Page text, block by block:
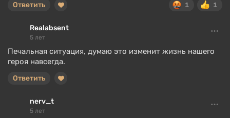
1 1
Ответить
Realabsent
5 лет
Печальная ситуация, думаю это изменит жизнь нашего
героя навсегда.
Ответить
nerv_t
5 лет